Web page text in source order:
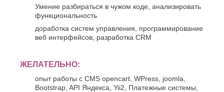
Умение разбираться в чужом коде, анализировать
функциональность
доработка систем управления, программирование
веб интерфейсов, разработка CRM
ЖЕЛАТЕЛЬНО:
опыт работы с CMS opencart, WPress, joomla,
Bootstrap, API Яндекса, Yii2, Платежные системы,